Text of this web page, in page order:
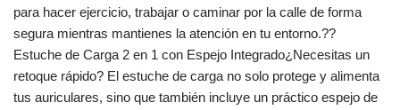
para hacer ejercicio, trabajar o caminar por la calle de forma
segura mientras mantienes la atención en tu entorno.??
Estuche de Carga 2 en 1 con Espejo Integrado¿Necesitas un
retoque rápido? El estuche de carga no solo protege y alimenta
tus auriculares, sino que también incluye un práctico espejo de